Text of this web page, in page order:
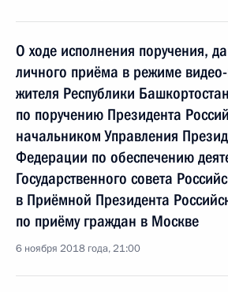
О ходе исполнения поручения,
личного приёма в режиме
жителя Республики
по поручению Президента
начальником Управления
Федерации по обеспечению
Государственного совета
в Приёмной Президента
по приёму граждан в Москве
6 ноября 2018 года, 21:00